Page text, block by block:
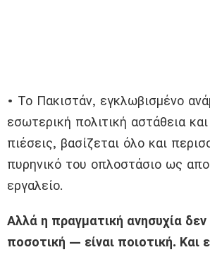
• Το Πακιστάν, εγκλωβισμένο
εσωτερική πολιτική αστάθεια
πιέσεις, βασίζεται όλο και
πυρηνικό του οπλοστάσιο ως
εργαλείο.
Αλλά η πραγματική ανησυχία δεν
ποσοτική — είναι ποιοτική. Και